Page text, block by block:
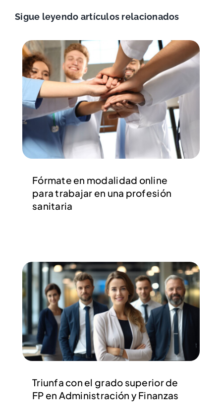
Sigue leyendo artículos relacionados
Fórmate en modalidad online
para trabajar en una profesión
sanitaria
Triunfa con el grado superior de
FP en Administración y Finanzas